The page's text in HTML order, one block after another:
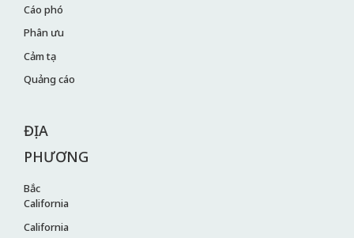
Cáo phó
Phân ưu
Cảm tạ
Quảng cáo
ĐỊA
PHƯƠNG
Bắc
California
California